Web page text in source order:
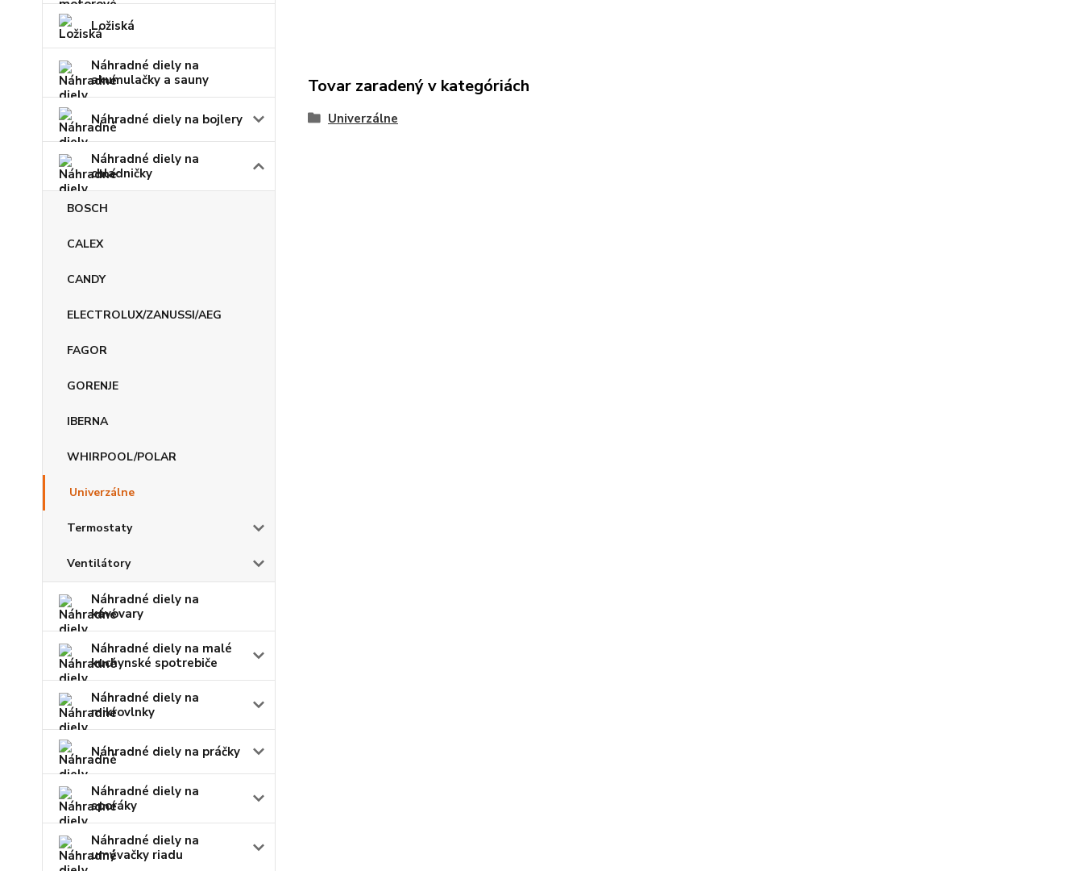
Ložiská
Náhradné diely na
akumulačky a sauny
Náhradné diely na bojlery
Náhradné diely na
chladničky
BOSCH
CALEX
CANDY
ELECTROLUX/ZANUSSI/AEG
FAGOR
GORENJE
IBERNA
WHIRPOOL/POLAR
Univerzálne
Termostaty
Ventilátory
Náhradné diely na
kávovary
Náhradné diely na malé
kuchynské spotrebiče
Náhradné diely na
mikrovlnky
Náhradné diely na práčky
Náhradné diely na
sporáky
Náhradné diely na
umývačky riadu
Tovar zaradený v kategóriách
Univerzálne